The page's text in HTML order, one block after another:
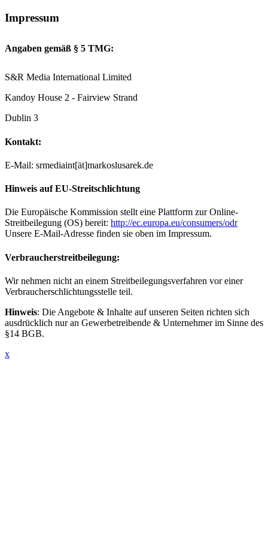
Impressum
Angaben gemäß § 5 TMG:
S&R Media International Limited
Kandoy House 2 - Fairview Strand
Dublin 3
Kontakt:
E-Mail: srmediaint[ät]markoslusarek.de
Hinweis auf EU-Streitschlichtung
Die Europäische Kommission stellt eine Plattform zur Online-
Streitbeilegung (OS) bereit: http://ec.europa.eu/consumers/odr
Unsere E-Mail-Adresse finden sie oben im Impressum.
Verbraucherstreitbeilegung:
Wir nehmen nicht an einem Streitbeilegungsverfahren vor einer
Verbraucherschlichtungsstelle teil.
Hinweis: Die Angebote & Inhalte auf unseren Seiten richten sich
ausdrücklich nur an Gewerbetreibende & Unternehmer im Sinne des
§14 BGB.
x